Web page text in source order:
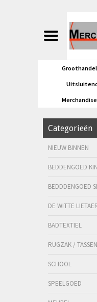
Merchandise
Categorieën
NIEUW BINNEN
BEDDENGOED
BEDDDENGOED
DE WITTE
BADTEXTIEL
RUGZAK / TASSEN
SCHOOL
SPEELGOED